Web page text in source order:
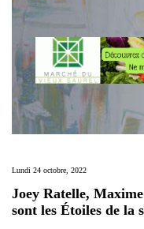
Lundi 24 octobre, 2022
Joey Ratelle,
sont les Étoiles de la